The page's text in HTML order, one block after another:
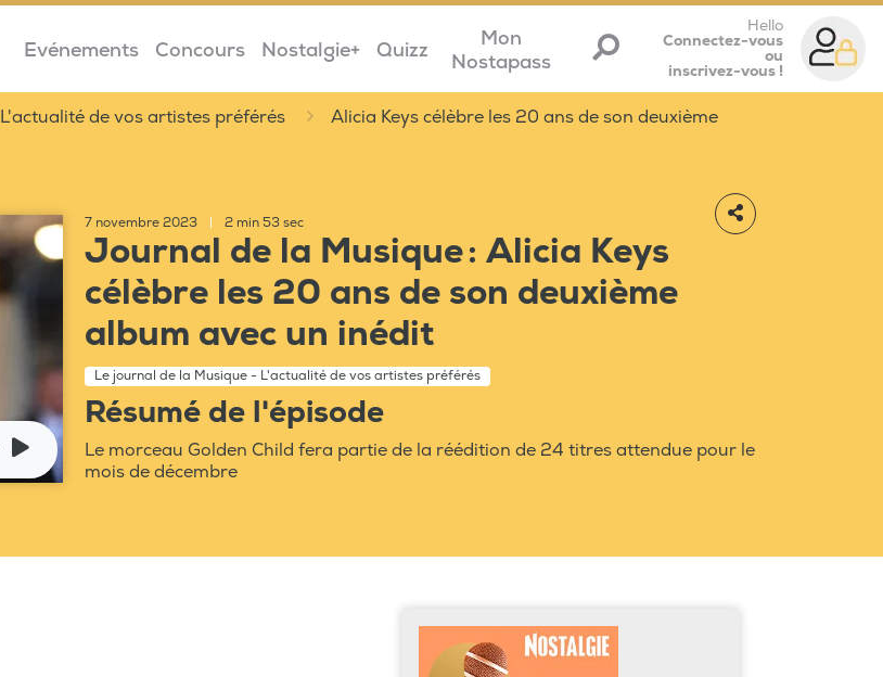
Evénements Concours Nostalgie+ Quizz
Mon
Nostapass
Hello
Connectez-vous
ou
inscrivez-vous !
de vos artistes préférés
Alicia Keys célèbre les 20 ans de son deuxième
7 novembre 2023 2 min 53 sec
Journal de la Musique : Alicia Keys
célèbre les 20 ans de son deuxième
album avec un inédit
Le journal de la Musique - L'actualité de vos artistes préférés
Résumé de l'épisode
Le morceau Golden Child fera partie de la réédition de 24 titres attendue pour le
mois de décembre